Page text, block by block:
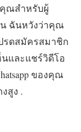
ณสำหรับผู้
น ฉันหวังว่าคุณ
รดสมัครสมาชิก
และแชร์วิดีโอ
ของคุณ
สูง .